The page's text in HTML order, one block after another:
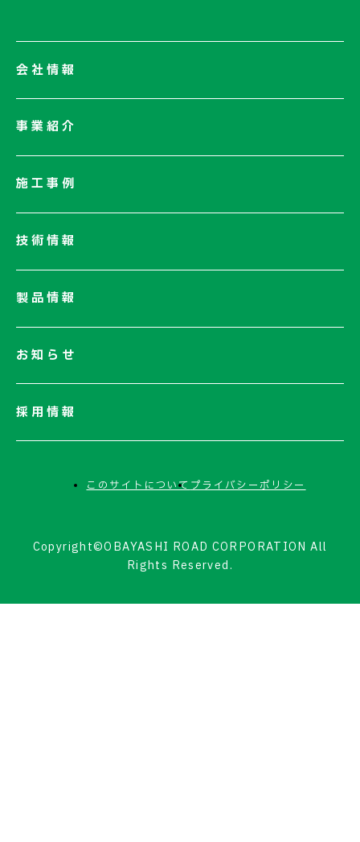
会社情報
会社情報一覧
ネットワーク
電子公告
事業紹介
施工事例
技術情報
製品情報
お知らせ
採用情報
このサイトについてプライバシーポリシー
Copyright©OBAYASHI ROAD CORPORATION All
Rights Reserved.